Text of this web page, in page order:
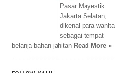
Pasar Mayestik
Jakarta Selatan,
dikenal para wanita
sebagai tempat
belanja bahan jahitan Read More »